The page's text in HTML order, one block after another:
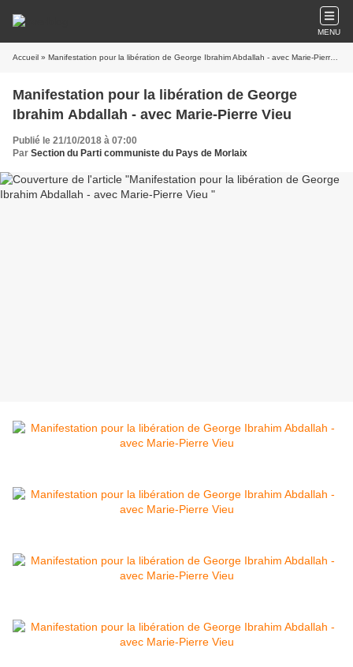
MENU
Accueil » Manifestation pour la libération de George Ibrahim Abdallah - avec Marie-Pierre Vieu
Manifestation pour la libération de George
Ibrahim Abdallah - avec Marie-Pierre Vieu
Publié le 21/10/2018 à 07:00
Par Section du Parti communiste du Pays de Morlaix